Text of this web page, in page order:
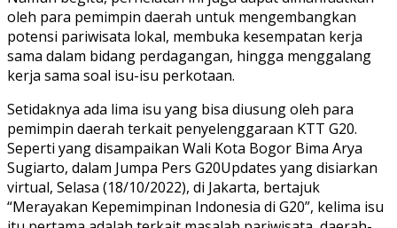
oleh para pemimpin daerah untuk mengembangkan
potensi pariwisata lokal, membuka kesempatan kerja
sama dalam bidang perdagangan, hingga menggalang
kerja sama soal isu-isu perkotaan.
Setidaknya ada lima isu yang bisa diusung oleh para
pemimpin daerah terkait penyelenggaraan KTT G20.
Seperti yang disampaikan Wali Kota Bogor Bima Arya
Sugiarto, dalam Jumpa Pers G20Updates yang disiarkan
virtual, Selasa (18/10/2022), di Jakarta, bertajuk
“Merayakan Kepemimpinan Indonesia di G20”, kelima isu